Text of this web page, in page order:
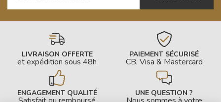
LIVRAISON OFFERTE
et expédition sous 48h
PAIEMENT SÉCURISÉ
CB, Visa & Mastercard
ENGAGEMENT QUALITÉ UNE QUESTION ?